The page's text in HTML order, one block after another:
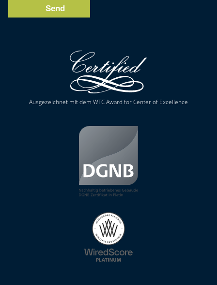
Send
Ausgezeichnet mit dem WTC Award for Center of Excellence